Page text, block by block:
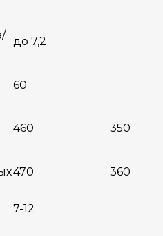
до 7,2
60
460 350
470 360
7-12